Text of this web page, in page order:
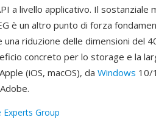
a livello applicativo. Il sostanziale
è un altro punto di forza
una riduzione delle dimensioni del
concreto per lo storage e la
(iOS, macOS), da Windows 10/
Group